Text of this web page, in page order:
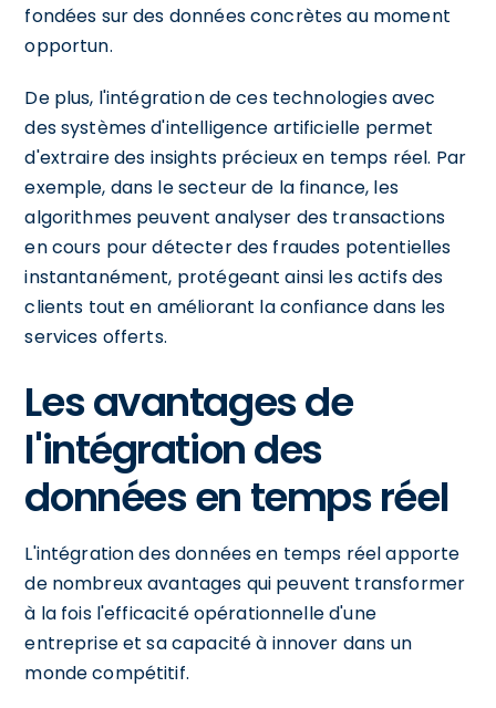
fondées sur des données concrètes au moment
opportun.
De plus, l'intégration de ces technologies avec
des systèmes d'intelligence artificielle permet
d'extraire des insights précieux en temps réel. Par
exemple, dans le secteur de la finance, les
algorithmes peuvent analyser des transactions
en cours pour détecter des fraudes potentielles
instantanément, protégeant ainsi les actifs des
clients tout en améliorant la confiance dans les
services offerts.
Les avantages de
l'intégration des
données en temps réel
L'intégration des données en temps réel apporte
de nombreux avantages qui peuvent transformer
à la fois l'efficacité opérationnelle d'une
entreprise et sa capacité à innover dans un
monde compétitif.